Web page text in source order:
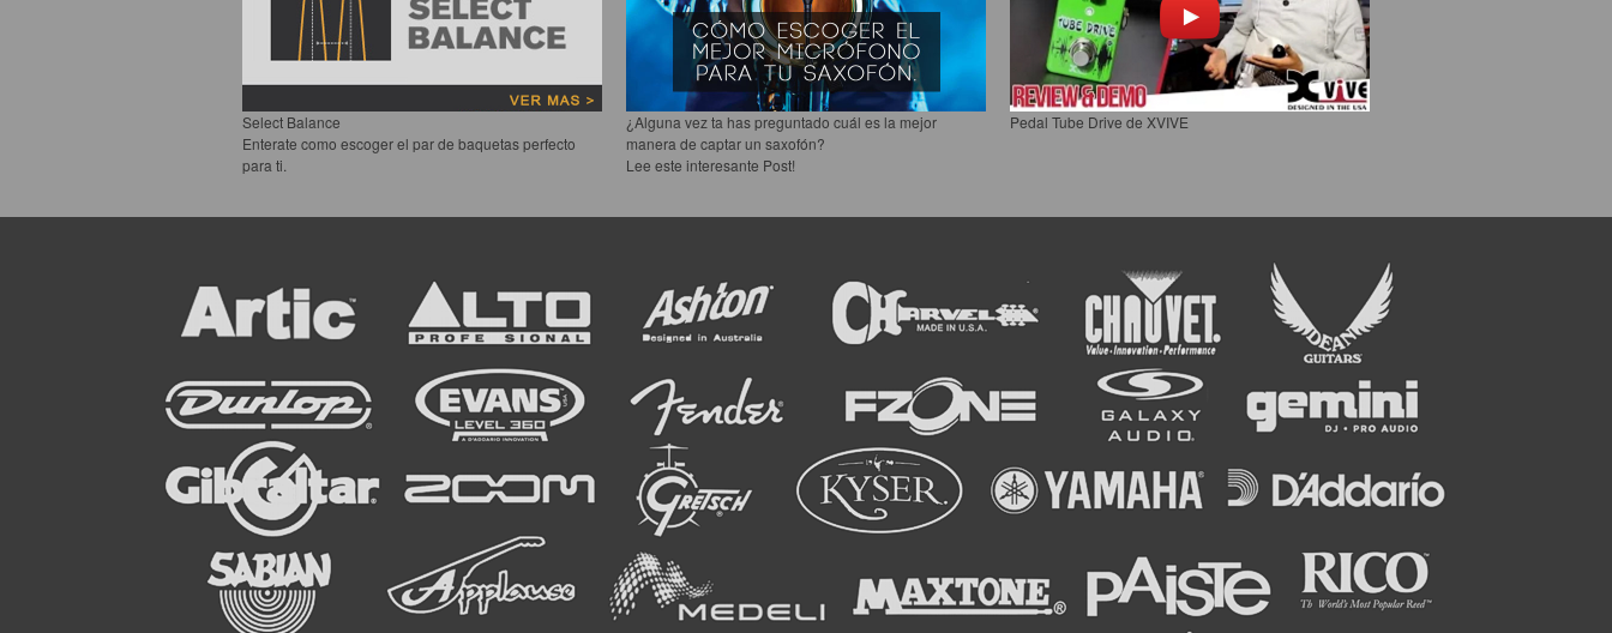
Select Balance
Enterate como escoger el par de baquetas perfecto
para ti.
¿Alguna vez ta has preguntado cuál es la mejor
manera de captar un saxofón?
Lee este interesante Post!
Pedal Tube Drive de XVIVE